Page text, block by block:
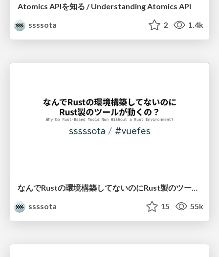
Atomics APIを知る / Understanding Atomics API
ssssota
2 1.4k
なんでRustの環境構築してないのにRust製のツールが動くの？ / Why Do Rust-Based Tools Run Without a Rust Environment?
ssssota
15 55k